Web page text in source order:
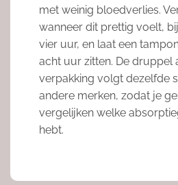
met weinig bloedverlies.
wanneer dit prettig voelt,
vier uur, en laat een
acht uur zitten. De druppel
verpakking volgt dezelfde
andere merken, zodat je
vergelijken welke
hebt.